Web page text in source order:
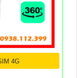
4G